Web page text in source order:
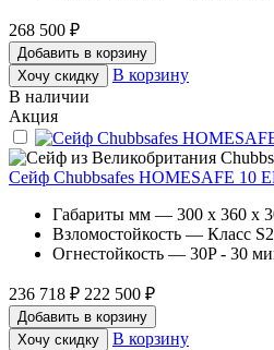
268 500 ₽
Добавить в корзину
Хочу скидку
В корзину
В наличии
Акция
Сейф Chubbsafes HOMESAFE 10
Габариты мм — 300 x 360 x
Взломостойкость — Класс S2
Огнестойкость — 30P - 30
236 718 ₽ 222 500 ₽
Добавить в корзину
Хочу скидку
В корзину